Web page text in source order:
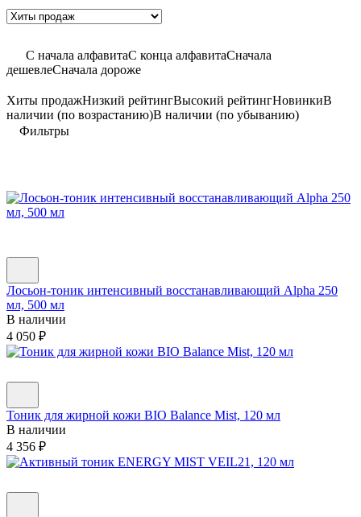
C начала алфавитаС конца алфавитаСначала
дешевлеСначала дороже
Хиты продажНизкий рейтингВысокий рейтингНовинкиВ
наличии (по возрастанию)В наличии (по убыванию)
Фильтры
Лосьон-тоник интенсивный восстанавливающий Alpha 250
мл, 500 мл
В наличии
4 050 ₽
Тоник для жирной кожи BIO Balance Mist, 120 мл
В наличии
4 356 ₽